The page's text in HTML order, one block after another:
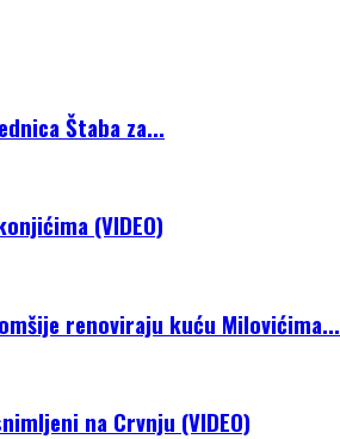
Štaba za...
(VIDEO)
renoviraju kuću Milovićima...
na Crvnju (VIDEO)